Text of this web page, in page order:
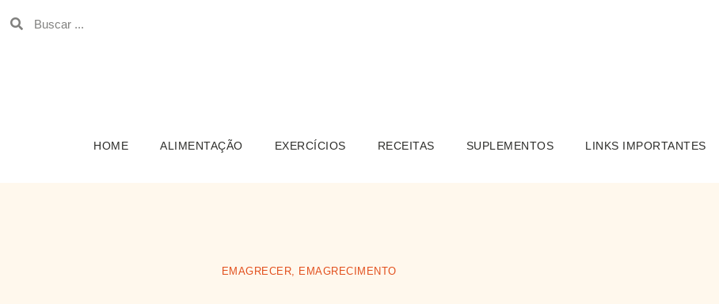
HOME ALIMENTAÇÃO EXERCÍCIOS RECEITAS SUPLEMENTOS LINKS IMPORTANTES
EMAGRECER, EMAGRECIMENTO